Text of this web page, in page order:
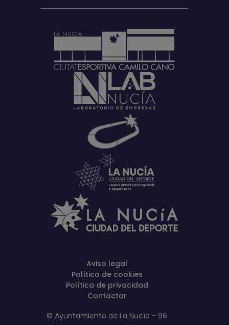
Aviso legal
Política de cookies
Política de privacidad
Contactar
© Ayuntamiento de La Nucía - 96